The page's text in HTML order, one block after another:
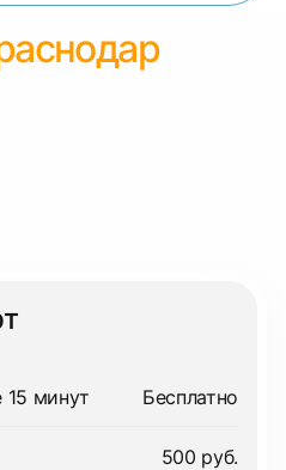
минут Бесплатно
500 руб.